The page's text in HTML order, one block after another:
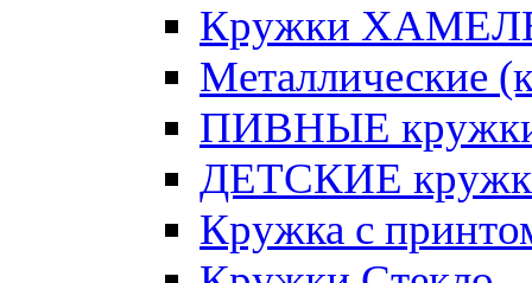
Кружки
Металлические
ПИВНЫЕ
ДЕТСКИЕ
Кружка с